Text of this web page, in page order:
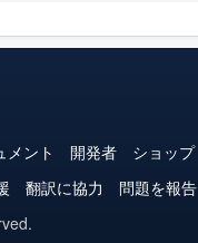
メント 開発者
ショップ
翻訳に協力 問題を報告